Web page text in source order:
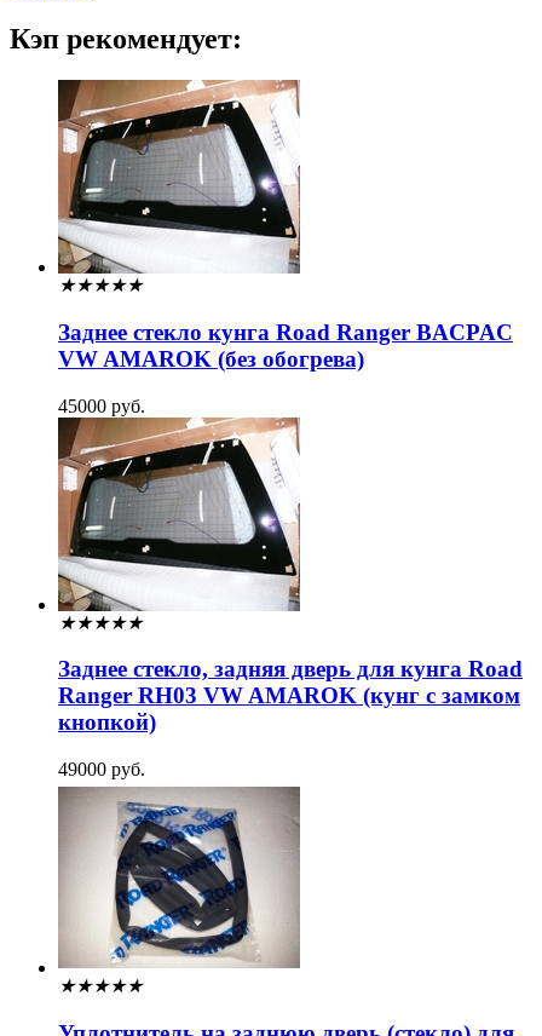
Кэп рекомендует:
★★★★★
Заднее стекло кунга Road Ranger BACPAC
VW AMAROK (без обогрева)
45000 руб.
★★★★★
Заднее стекло, задняя дверь для кунга Road
Ranger RH03 VW AMAROK (кунг с замком
кнопкой)
49000 руб.
★★★★★